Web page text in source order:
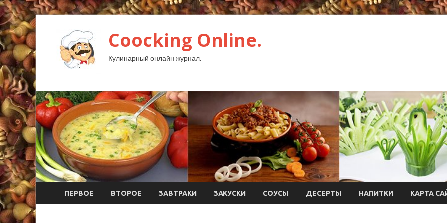
Coocking Online.
Кулинарный онлайн журнал.
ПЕРВОЕ ВТОРОЕ ЗАВТРАКИ ЗАКУСКИ СОУСЫ ДЕСЕРТЫ НАПИТКИ КАРТА